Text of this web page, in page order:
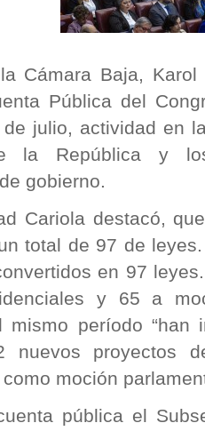
Cámara Baja,
Pública del
julio, actividad en
la República y
gobierno.
Cariola destacó,
total de 97 de
en 97
y 65 a
período “han
nuevos proyectos
moción
pública el